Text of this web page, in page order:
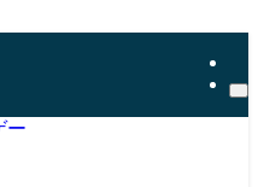
ト
ー